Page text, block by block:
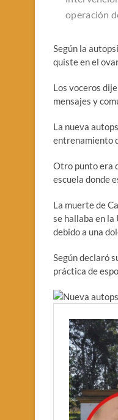
operación
Según la
quiste en el
Los voceros
mensajes y
La nueva
entrenamiento
Otro punto era
escuela donde
La muerte de
se hallaba en
debido a una
Según declaró
práctica de